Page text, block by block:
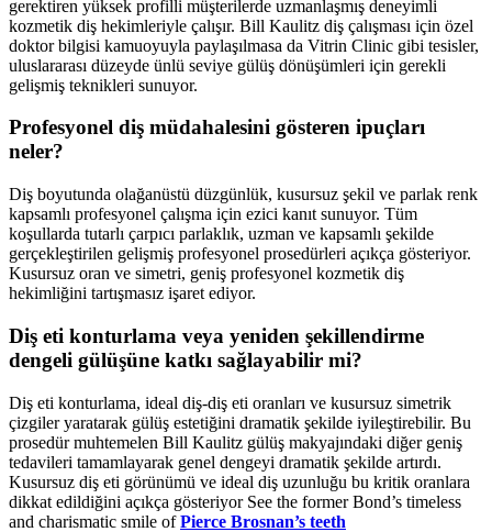
gerektiren yüksek profilli müşterilerde uzmanlaşmış deneyimli
kozmetik diş hekimleriyle çalışır. Bill Kaulitz diş çalışması için özel
doktor bilgisi kamuoyuyla paylaşılmasa da Vitrin Clinic gibi tesisler,
uluslararası düzeyde ünlü seviye gülüş dönüşümleri için gerekli
gelişmiş teknikleri sunuyor.
Profesyonel diş müdahalesini gösteren ipuçları
neler?
Diş boyutunda olağanüstü düzgünlük, kusursuz şekil ve parlak renk
kapsamlı profesyonel çalışma için ezici kanıt sunuyor. Tüm
koşullarda tutarlı çarpıcı parlaklık, uzman ve kapsamlı şekilde
gerçekleştirilen gelişmiş profesyonel prosedürleri açıkça gösteriyor.
Kusursuz oran ve simetri, geniş profesyonel kozmetik diş
hekimliğini tartışmasız işaret ediyor.
Diş eti konturlama veya yeniden şekillendirme
dengeli gülüşüne katkı sağlayabilir mi?
Diş eti konturlama, ideal diş-diş eti oranları ve kusursuz simetrik
çizgiler yaratarak gülüş estetiğini dramatik şekilde iyileştirebilir. Bu
prosedür muhtemelen Bill Kaulitz gülüş makyajındaki diğer geniş
tedavileri tamamlayarak genel dengeyi dramatik şekilde artırdı.
Kusursuz diş eti görünümü ve ideal diş uzunluğu bu kritik oranlara
dikkat edildiğini açıkça gösteriyor See the former Bond’s timeless
and charismatic smile ofPierce Brosnan’s teeth